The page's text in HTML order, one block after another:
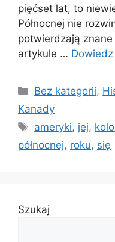
pięćset lat, to
Północnej nie
potwierdzają
artykule …
Kategorie
Bez kategorii,
Kanady
Tagi
ameryki, jej,
północnej, roku, się
Szukaj